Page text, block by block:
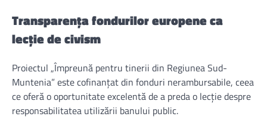
Transparența fondurilor europene ca
lecție de civism
Proiectul „Împreună pentru tinerii din Regiunea Sud-
Muntenia” este cofinanțat din fonduri nerambursabile, ceea
ce oferă o oportunitate excelentă de a preda o lecție despre
responsabilitatea utilizării banului public.